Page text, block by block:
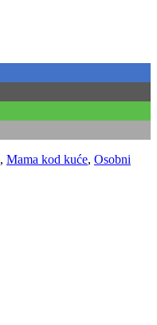
, Mama kod kuće, Osobni